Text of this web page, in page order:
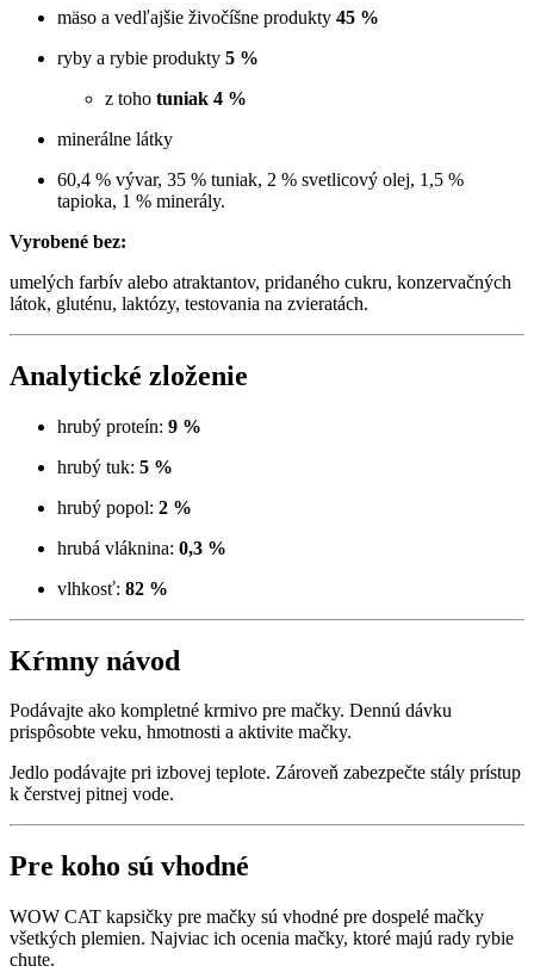
mäso a vedľajšie živočíšne produkty 45 %
ryby a rybie produkty 5 %
z toho tuniak 4 %
minerálne látky
60,4 % vývar, 35 % tuniak, 2 % svetlicový olej, 1,5 %
tapioka, 1 % minerály.
Vyrobené bez:
umelých farbív alebo atraktantov, pridaného cukru, konzervačných
látok, gluténu, laktózy, testovania na zvieratách.
Analytické zloženie
hrubý proteín: 9 %
hrubý tuk: 5 %
hrubý popol: 2 %
hrubá vláknina: 0,3 %
vlhkosť: 82 %
Kŕmny návod
Podávajte ako kompletné krmivo pre mačky. Dennú dávku
prispôsobte veku, hmotnosti a aktivite mačky.
Jedlo podávajte pri izbovej teplote. Zároveň zabezpečte stály prístup
k čerstvej pitnej vode.
Pre koho sú vhodné
WOW CAT kapsičky pre mačky sú vhodné pre dospelé mačky
všetkých plemien. Najviac ich ocenia mačky, ktoré majú rady rybie
chute.